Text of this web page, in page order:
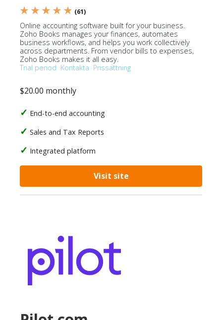
★ ★ ★ ★ ★ (61)
Online accounting software built for your business.
Zoho Books manages your finances, automates
business workflows, and helps you work collectively
across departments. From vendor bills to expenses,
Zoho Books makes it all easy.
Trial period Kontakta Prissättning
$20.00 monthly
End-to-end accounting
Sales and Tax Reports
Integrated platform
Visit site